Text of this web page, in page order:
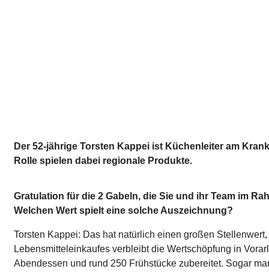
Der 52-jährige Torsten Kappei ist Küchenleiter am
Rolle spielen dabei regionale Produkte.
Gratulation für die 2 Gabeln, die Sie und ihr Team im
Welchen Wert spielt eine solche Auszeichnung?
Torsten Kappei: Das hat natürlich einen großen
Lebensmitteleinkaufes verbleibt die Wertschöpfung in
Abendessen und rund 250 Frühstücke zubereitet. Sogar